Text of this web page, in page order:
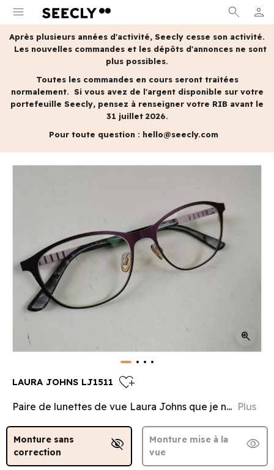
menu search person
MON
Après plusieurs années d'activité, Seecly cesse son activité.
Les nouvelles commandes et les dépôts d'annonces ne sont
plus possibles.
Toutes les commandes en cours seront traitées
normalement. Si vous avez de l'argent disponible sur votre
portefeuille Seecly, pensez à renseigner votre RIB avant le
31 juillet 2026.
Pour toute question : hello@seecly.com
zoom_in
LAURA JOHNS LJ1511 heart_plus
Paire de lunettes de vue Laura Johns que je n... Plus
Monture sans
correction
visibility_off
Monture mise à la
vue
visibility